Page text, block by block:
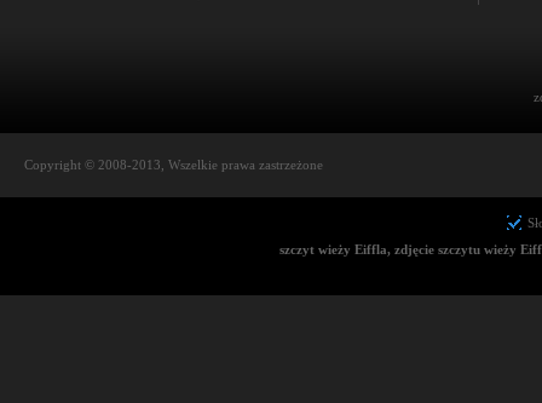
Copyright © 2008-2013, Wszelkie prawa zastrzeżone
szczyt wieży Eiffla, zdjęcie szczytu wieży